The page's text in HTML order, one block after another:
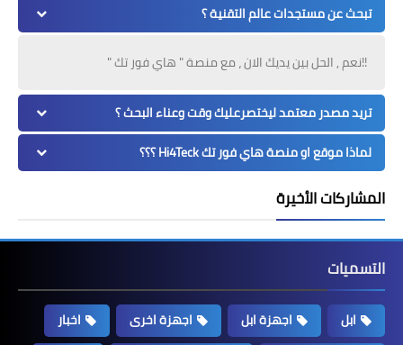
تبحث عن مستجدات عالم التقنية ؟
!!نعم , الحل بين يديك الان ، مع منصة " هاي فور تك "
تريد مصدر معتمد ليختصرعليك وقت وعناء البحث ؟
لماذا موقع او منصة هاي فور تك Hi4Teck ؟؟؟
المشاركات الأخيرة
التسميات
ابل اجهزة ابل اجهزة اخرى
اخبار